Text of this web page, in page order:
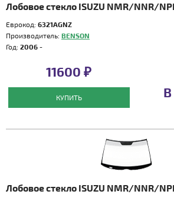
Лобовое стекло ISUZU NMR/NNR/
Еврокод: 6321AGNZ
Производитель: BENSON
Год: 2006 -
11600 ₽
КУПИТЬ
Лобовое стекло ISUZU NMR/NNR/